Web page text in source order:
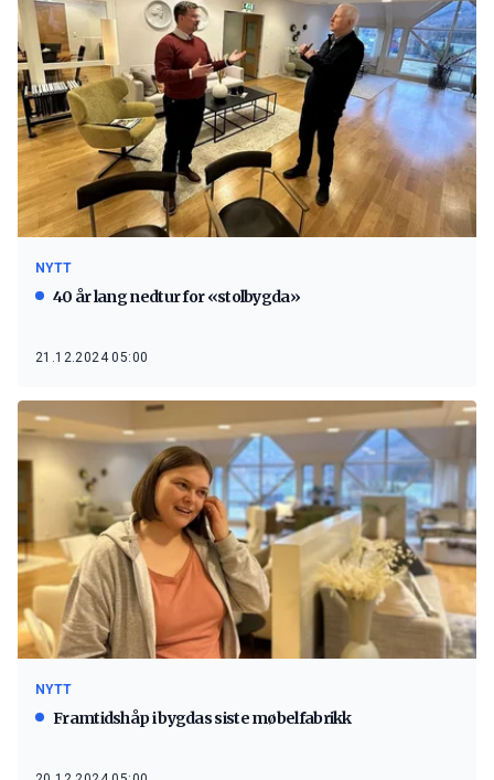
NYTT
40 år lang nedtur for «stolbygda»
21.12.2024 05:00
NYTT
Framtidshåp i bygdas siste møbelfabrikk